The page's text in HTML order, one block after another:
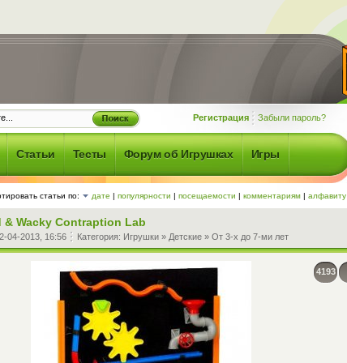
Регистрация Забыли пароль?
Статьи Тесты Форум об Игрушках Игры
статьи по: дате | популярности | посещаемости | комментариям| алфавиту
& Wacky Contraption Lab
04-2013, 16:56 Категория: Игрушки » Детские » От 3-х до 7-ми лет
4193